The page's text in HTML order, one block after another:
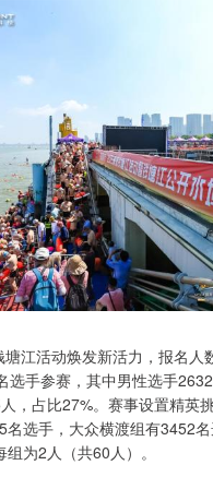
江活动焕发新活力，报名人
选手参赛，其中男性选手
，占比27%。赛事设置精英
名选手，大众横渡组有3452
为2人（共60人）。